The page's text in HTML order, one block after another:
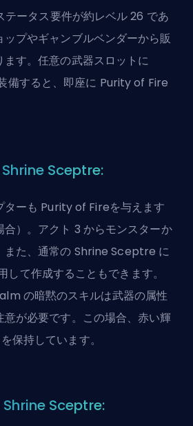
テータス要件が約レベル 26 であ
ップやギャンブルベンダーから販
す。任意の武器スロットに
すると、即座に Purity of Fire
Sceptre:
ターも Purity of Fireを与えます
合）。アクト 3 からモンスターか
また、通常の Shrine Sceptre に
て作成することもできます。
の暗黙のスキルは武器の属性
意が必要です。この場合、赤い輝
保持しています。
Sceptre: